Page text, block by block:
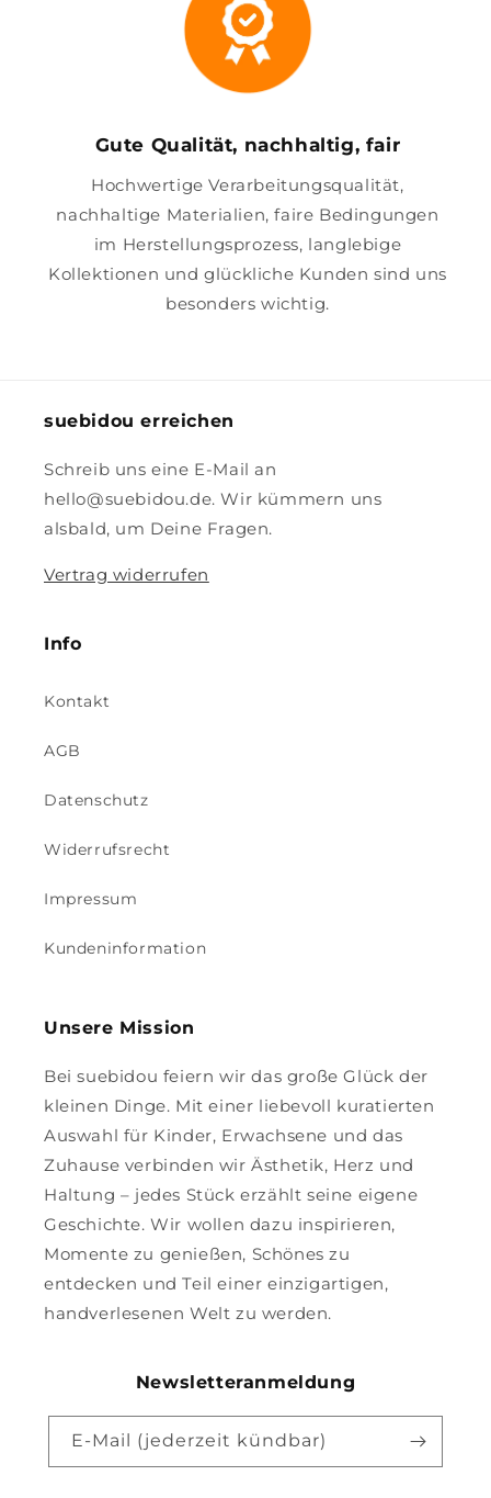
Gute Qualität, nachhaltig, fair
Hochwertige Verarbeitungsqualität,
nachhaltige Materialien, faire Bedingungen
im Herstellungsprozess, langlebige
Kollektionen und glückliche Kunden sind uns
besonders wichtig.
suebidou erreichen
Schreib uns eine E-Mail an
hello@suebidou.de. Wir kümmern uns
alsbald, um Deine Fragen.
Vertrag widerrufen
Info
Kontakt
AGB
Datenschutz
Widerrufsrecht
Impressum
Kundeninformation
Unsere Mission
Bei suebidou feiern wir das große Glück der
kleinen Dinge. Mit einer liebevoll kuratierten
Auswahl für Kinder, Erwachsene und das
Zuhause verbinden wir Ästhetik, Herz und
Haltung – jedes Stück erzählt seine eigene
Geschichte. Wir wollen dazu inspirieren,
Momente zu genießen, Schönes zu
entdecken und Teil einer einzigartigen,
handverlesenen Welt zu werden.
Newsletteranmeldung
E-Mail (jederzeit kündbar)